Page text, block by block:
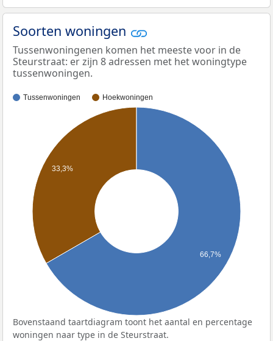
Soorten woningen
Tussenwoningenen komen het meeste voor in de
Steurstraat: er zijn 8 adressen met het woningtype
tussenwoningen.
Tussenwoningen Hoekwoningen
33,3%
66,7%
Bovenstaand taartdiagram toont het aantal en percentage
woningen naar type in de Steurstraat.